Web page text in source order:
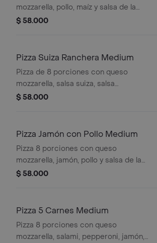
mozzarella, pollo, maíz y salsa de la
casa.
$ 58.000
Pizza Suiza Ranchera Medium
Pizza de 8 porciones con queso
mozzarella, salsa suiza, salsa
ranchera, jamón, salchicha y pollo
$ 58.000
Pizza Jamón con Pollo Medium
Pizza 8 porciones con queso
mozzarella, jamón, pollo y salsa de la
casa.
$ 58.000
Pizza 5 Carnes Medium
Pizza 8 porciones con queso
mozzarella, salami, pepperoni, jamón,